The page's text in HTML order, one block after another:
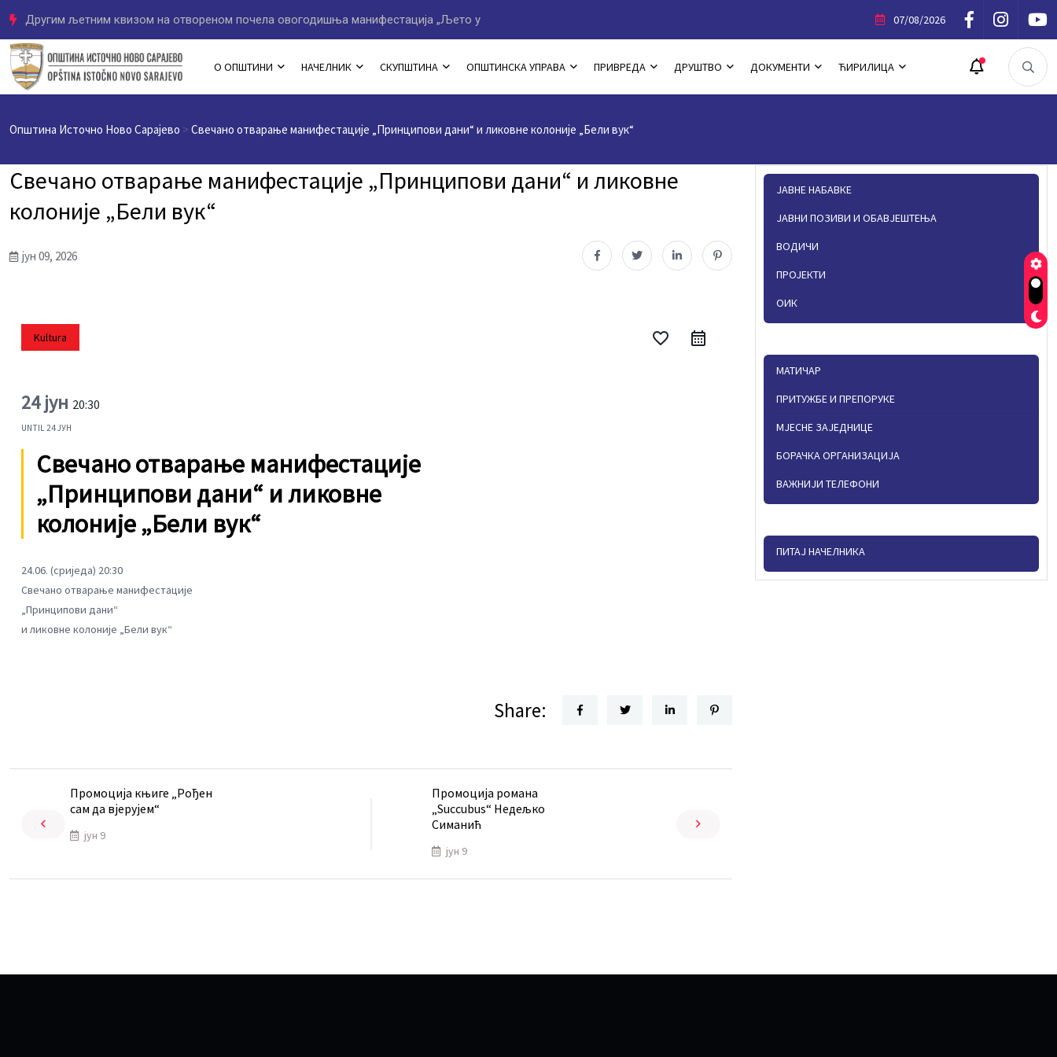
Другим љетним квизом на отвореном почела овогодишња манифестација „Љето у Програм овогодишње манифестације „Љето у Источном Новом Сарајеву“
07/08/2026
О ОПШТИНИ НАЧЕЛНИК СКУПШТИНА ОПШТИНСКА УПРАВА ПРИВРЕДА ДРУШТВО ДОКУМЕНТИ ЋИРИЛИЦА
Општина Источно Ново Сарајево >Свечано отварање манифестације „Принципови дани“ и ликовне колоније „Бели вук“
Свечано отварање манифестације „Принципови дани“ и ликовне
колоније „Бели вук“
јун 09, 2026
Kultura favorite_border
24 јун 20:30
UNTIL24 ЈУН
Свечано отварање манифестације
„Принципови дани“ и ликовне
колоније „Бели вук“
24.06. (сриједа) 20:30
Свечано отварање манифестације
„Принципови дани“
и ликовне колоније „Бели вук“
Share:
Промоција књиге „Рођен
сам да вјерујем“
јун 9
Промоција романа
„Succubus“ Недељко
Симанић
јун 9
ЈАВНЕ НАБАВКЕ
ЈАВНИ ПОЗИВИ И ОБАВЈЕШТЕЊА
ВОДИЧИ
ПРОЈЕКТИ
ОИК
МАТИЧАР
ПРИТУЖБЕ И ПРЕПОРУКЕ
МЈЕСНЕ ЗАЈЕДНИЦЕ
БОРАЧКА ОРГАНИЗАЦИЈА
ВАЖНИЈИ ТЕЛЕФОНИ
ПИТАЈ НАЧЕЛНИКА